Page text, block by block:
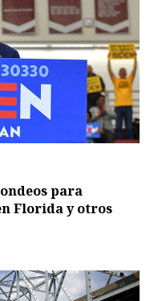
para
Florida y otros